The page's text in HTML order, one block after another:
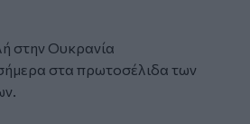
στην Ουκρανία
στα πρωτοσέλιδα των